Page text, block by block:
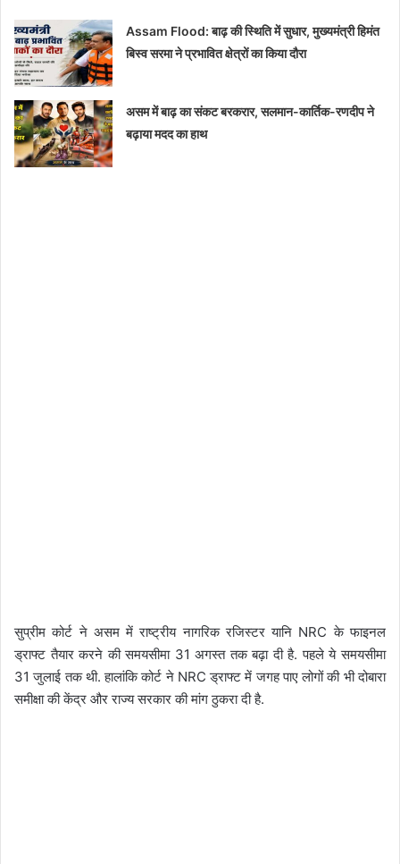
Assam Flood: बाढ़ की स्थिति में सुधार, मुख्यमंत्री हिमंत
बिस्व सरमा ने प्रभावित क्षेत्रों का किया दौरा
असम में बाढ़ का संकट बरकरार, सलमान-कार्तिक-रणदीप ने
बढ़ाया मदद का हाथ
सुप्रीम कोर्ट ने असम में राष्ट्रीय नागरिक रजिस्टर यानि NRC के फाइनल
ड्राफ्ट तैयार करने की समयसीमा 31 अगस्त तक बढ़ा दी है. पहले ये समयसीमा
31 जुलाई तक थी. हालांकि कोर्ट ने NRC ड्राफ्ट में जगह पाए लोगों की भी दोबारा
समीक्षा की केंद्र और राज्य सरकार की मांग ठुकरा दी है.